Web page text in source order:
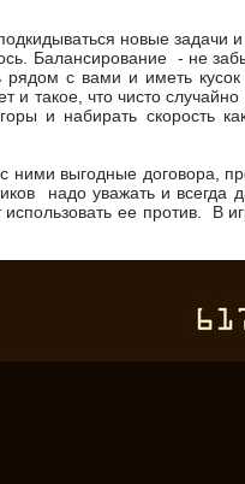
новые задачи и
Балансирование - не
с вами и иметь кусок
и такое, что чисто
и набирать скорость
ними выгодные договора,
надо уважать и всегда
использовать ее против. В